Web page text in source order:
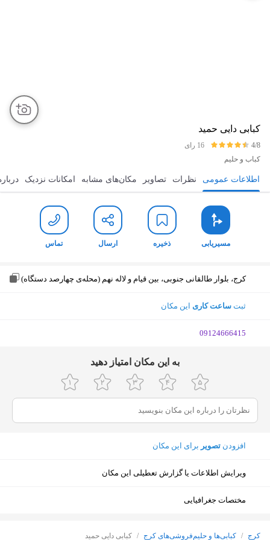
کبابی دایی حمید
4/8
16 رای
کباب و حلیم
مسیریابی ذخیره ارسال تماس اطلاعات عمومی نظرات تصاویر مکان‌های مشابه امکانات نزدیک
مسیریابی ذخیره ارسال تماس
کرج، بلوار طالقانی جنوبی، بین قیام و لاله نهم (محله‌ی چهارصد دستگاه)
ثبت ساعت کاری این مکان
‎09124666415
ﺑﻪ اﯾﻦ ﻣﮑﺎن اﻣﺘﯿﺎز دﻫﯿﺪ
افزودن تصویر برای این مکان
ویرایش اطلاعات یا گزارش تعطیلی این مکان
مختصات جغرافیایی
کرج / کبابی‌ها و حلیم‌فروشی‌های کرج / کبابی دایی حمید